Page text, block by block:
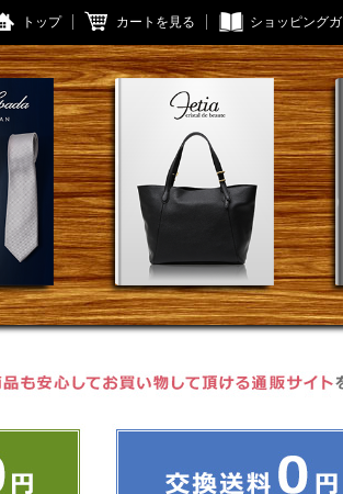
ショッピング
カートを見る
トップ